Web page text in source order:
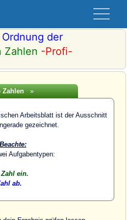
Zahlen»
Arbeitsblatt ist der Ausschnitt
gezeichnet.
Beachte:
Aufgabentypen:
ein.
ab.
Ordnung der
Zahlen -Profi-